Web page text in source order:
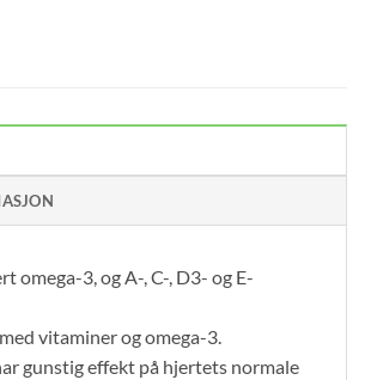
omega-3, og A-, C-, D3- og E-
vitaminer og omega-3.
gunstig effekt på hjertets normale